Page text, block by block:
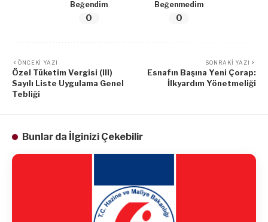
Beğendim
0
Beğenmedim
0
ÖNCEKI YAZI
Özel Tüketim Vergisi (III)
Sayılı Liste Uygulama Genel
Tebliği
SONRAKI YAZI
Esnafın Başına Yeni Çorap:
İlkyardım Yönetmeliği
Bunlar da İlginizi Çekebilir